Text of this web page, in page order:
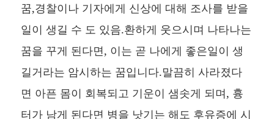
꿈,경찰이나 기자에게 신상에 대해 조사를 받을
일이 생길 수 도 있음.환하게 웃으시며 나타나는
꿈을 꾸게 된다면, 이는 곧 나에게 좋은일이 생
길거라는 암시하는 꿈입니다.말끔히 사라졌다
면 아픈 몸이 회복되고 기운이 샘솟게 되며, 흉
터가 남게 된다면 병을 낫기는 해도 후유증에 시